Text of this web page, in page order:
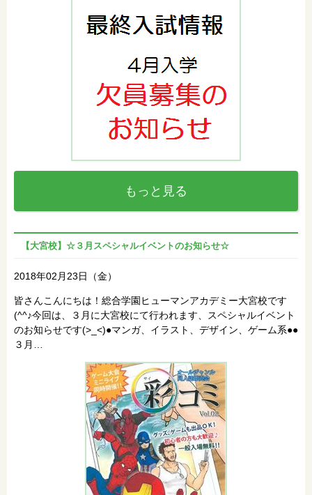
もっと見る
【大宮校】☆３月スペシャルイベントのお知らせ☆
2018年02月23日（金）
皆さんこんにちは！総合学園ヒューマンアカデミー大宮校です
(^^♪今回は、３月に大宮校にて行われます、スペシャルイベント
のお知らせです(>_<)●マンガ、イラスト、デザイン、ゲーム系●●
３月…